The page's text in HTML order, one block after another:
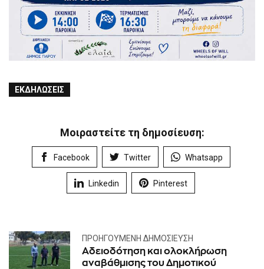
ΕΚΔΗΛΏΣΕΙΣ
Μοιραστείτε τη δημοσίευση:
Facebook Twitter Whatsapp
Linkedin Pinterest
ΠΡΟΗΓΟΎΜΕΝΗ ΔΗΜΟΣΊΕΥΣΗ
Αδειοδότηση και ολοκλήρωση
αναβάθμισης του Δημοτικού